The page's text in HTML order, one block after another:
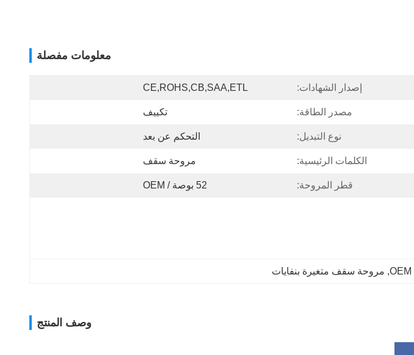
معلومات مفصلة
إصدار الشهادات: CE,ROHS,CB,SAA,ETL
مصدر الطاقة: تكييف
نوع التبديل: التحكم عن بعد
الكلمات الرئيسية: مروحة سقف
قطر المروحة: 52 بوصة / OEM
, مروحة سقف متغيرة بنفايات
وصف المنتج